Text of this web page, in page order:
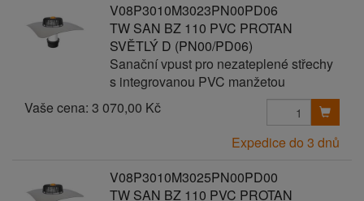
V08P3010M3023PN00PD06
TW SAN BZ 110 PVC PROTAN
SVĚTLÝ D (PN00/PD06)
Sanační vpust pro nezateplené střechy
s integrovanou PVC manžetou
Vaše cena: 3 070,00 Kč
Expedice do 3 dnů
V08P3010M3025PN00PD00
TW SAN BZ 110 PVC PROTAN